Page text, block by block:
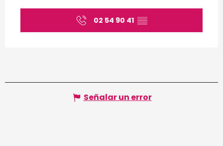
02 54 90 41 ▒▒
Señalar un error